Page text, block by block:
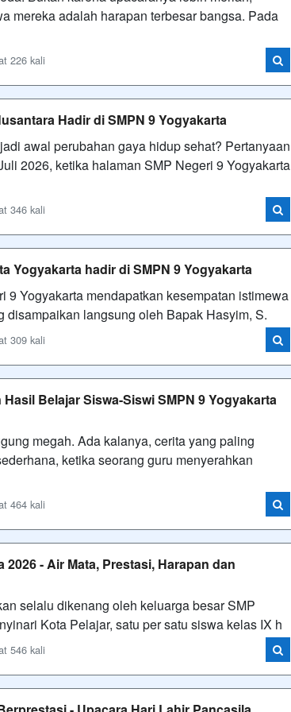
mereka adalah harapan terbesar bangsa. Pada
226 kali
Hadir di SMPN 9 Yogyakarta
awal perubahan gaya hidup sehat? Pertanyaan
2026, ketika halaman SMP Negeri 9 Yogyakarta
346 kali
Yogyakarta hadir di SMPN 9 Yogyakarta
Yogyakarta mendapatkan kesempatan istimewa
langsung oleh Bapak Hasyim, S.
309 kali
Belajar Siswa-Siswi SMPN 9 Yogyakarta
megah. Ada kalanya, cerita yang paling
ketika seorang guru menyerahkan
464 kali
- Air Mata, Prestasi, Harapan dan
selalu dikenang oleh keluarga besar SMP
Kota Pelajar, satu per satu siswa kelas IX h
546 kali